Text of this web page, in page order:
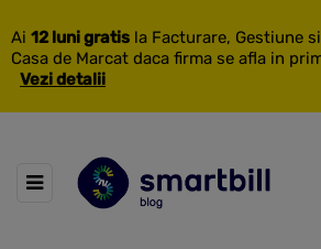
Ai 12 luni gratis la Facturare, Gestiune
Casa de Marcat daca firma se afla in
Vezi detalii